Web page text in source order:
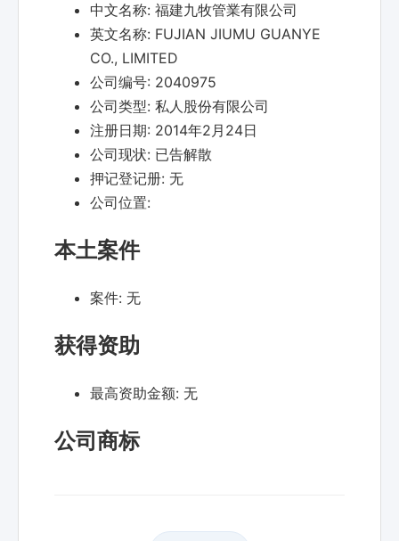
中文名称: 福建九牧管業有限公司
英文名称: FUJIAN JIUMU GUANYE
CO., LIMITED
公司编号: 2040975
公司类型: 私人股份有限公司
注册日期: 2014年2月24日
公司现状: 已告解散
押记登记册: 无
公司位置:
本土案件
案件: 无
获得资助
最高资助金额: 无
公司商标